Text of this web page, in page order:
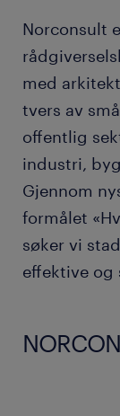
Norconsult
med
tvers av
offentlig
industri,
Gjennom
formålet
søker vi
effektive og